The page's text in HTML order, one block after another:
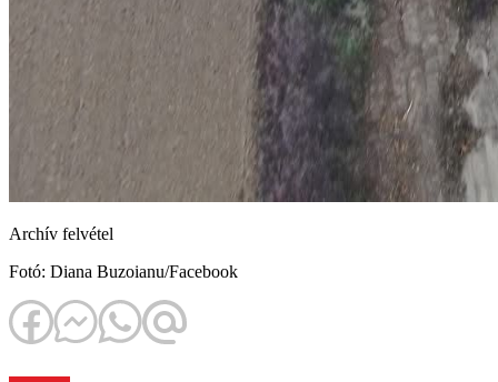
Archív felvétel
Fotó: Diana Buzoianu/Facebook